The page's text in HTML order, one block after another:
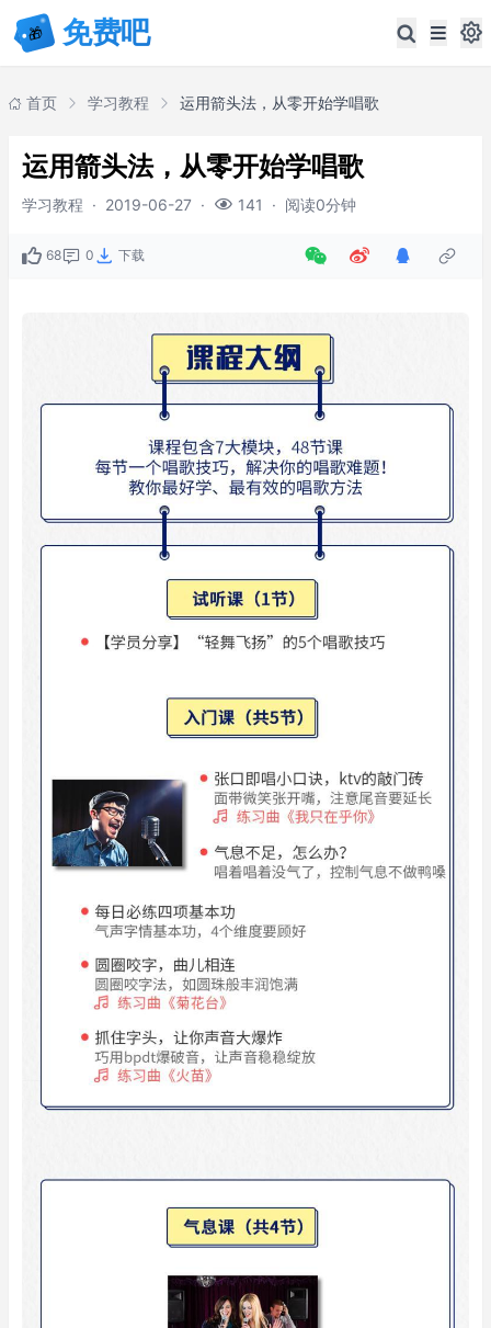
首页 学习教程 运用箭头法，从零开始学唱歌
运用箭头法，从零开始学唱歌
学习教程 · 2019-06-27 · 141 · 阅读0分钟
68 0 下载